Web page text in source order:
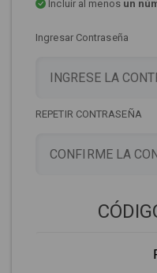
Incluir al menos un
Ingresar Contraseña
REPETIR CONTRASEÑA